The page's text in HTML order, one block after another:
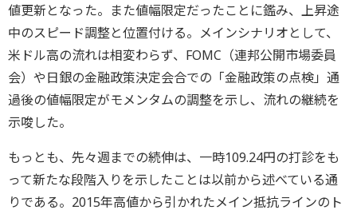
値更新となった。また値幅限定だったことに鑑み、上昇途
中のスピード調整と位置付ける。メインシナリオとして、
米ドル高の流れは相変わらず、FOMC（連邦公開市場委員
会）や日銀の金融政策決定会合での「金融政策の点検」通
過後の値幅限定がモメンタムの調整を示し、流れの継続を
示唆した。
もっとも、先々週までの続伸は、一時109.24円の打診をも
って新たな段階入りを示したことは以前から述べている通
りである。2015年高値から引かれたメイン抵抗ラインのト